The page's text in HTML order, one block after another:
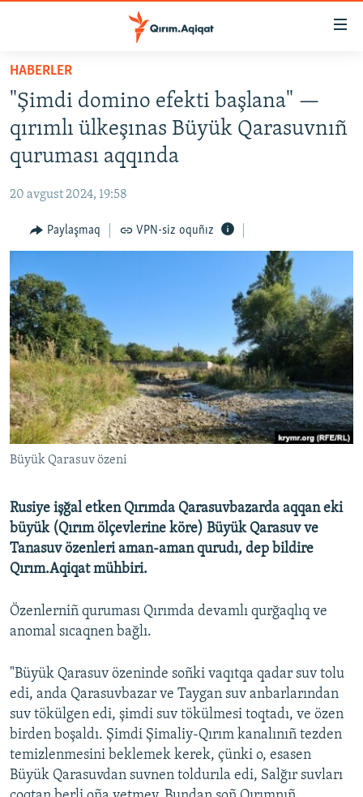
Esas
qaytmaq
Baş
navigatsiyağa
qaytmaq
Qıdıruvğa
qaytmaq
HABERLER
SİYASET
İQTİSADİYAT
MEDENİYET
İNSAN AQLARI
SÜRET
BLOGLAR
FİKİR
Русский
Українською
QOŞULIÑIZ!
RFE/RS bütün saytları
HABERLER
"Şimdi domino efekti başlana" —
qırımlı ülkeşınas Büyük Qarasuvnıñ
quruması aqqında
20 avgust 2024, 19:58
Paylaşmaq VPN-siz oquñız
Büyük Qarasuv özeni
Rusiye işğal etken Qırımda Qarasuvbazarda aqqan eki
büyük (Qırım ölçevlerine köre) Büyük Qarasuv ve
Tanasuv özenleri aman-aman qurudı, dep bildire
Qırım.Aqiqat mühbiri.
Özenlerniñ quruması Qırımda devamlı qurğaqlıq ve
anomal sıcaqnen bağlı.
"Büyük Qarasuv özeninde soñki vaqıtqa qadar suv tolu
edi, anda Qarasuvbazar ve Taygan suv anbarlarından
suv tökülgen edi, şimdi suv tökülmesi toqtadı, ve özen
birden boşaldı. Şimdi Şimaliy-Qırım kanalınıñ tezden
temizlenmesini beklemek kerek, çünki o, esasen
Büyük Qarasuvdan suvnen toldurıla edi, Salğır suvları